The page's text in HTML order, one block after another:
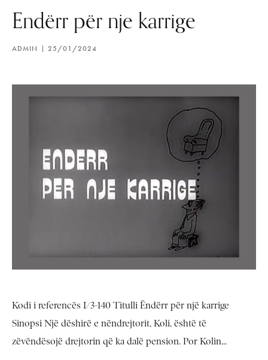
Endërr për nje karrige
ADMIN 25/01/2024
Kodi i referencës I/3-140 Titulli Ëndërr për një karrige
Sinopsi Një dëshirë e nëndrejtorit, Koli, është të
zëvëndësojë drejtorin që ka dalë pension. Por Kolin...